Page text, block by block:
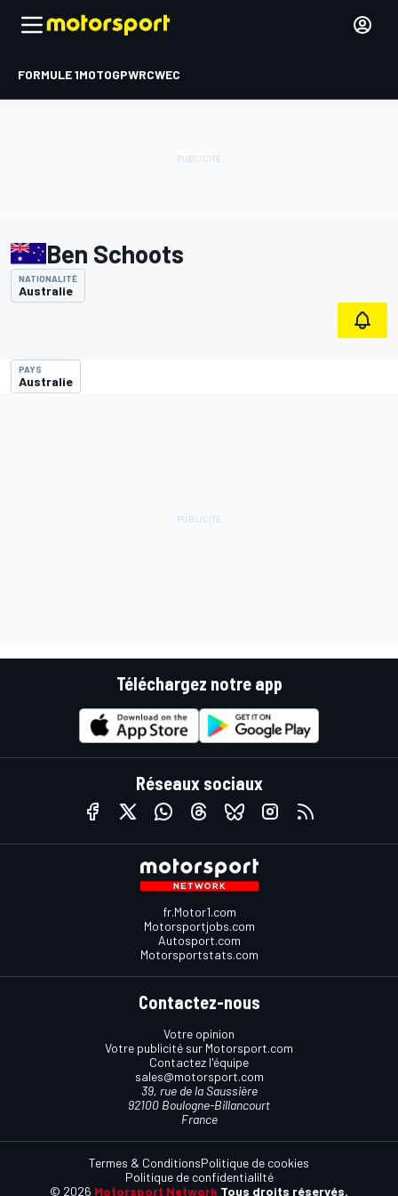
FORMULE 1MOTOGPWRCWEC
Ben Schoots
NATIONALITÉ
Australie
PAYS
Australie
Téléchargez notre app
Réseaux sociaux
fr.Motor1.com
Motorsportjobs.com
Autosport.com
Motorsportstats.com
Contactez-nous
Votre opinion
Votre publicité sur Motorsport.com
Contactez l'équipe
sales@motorsport.com
39, rue de la Saussière
92100 Boulogne-Billancourt
France
© 2026 Motorsport Network Tous droits réservés.
Termes & ConditionsPolitique de cookies
Politique de confidentialilté